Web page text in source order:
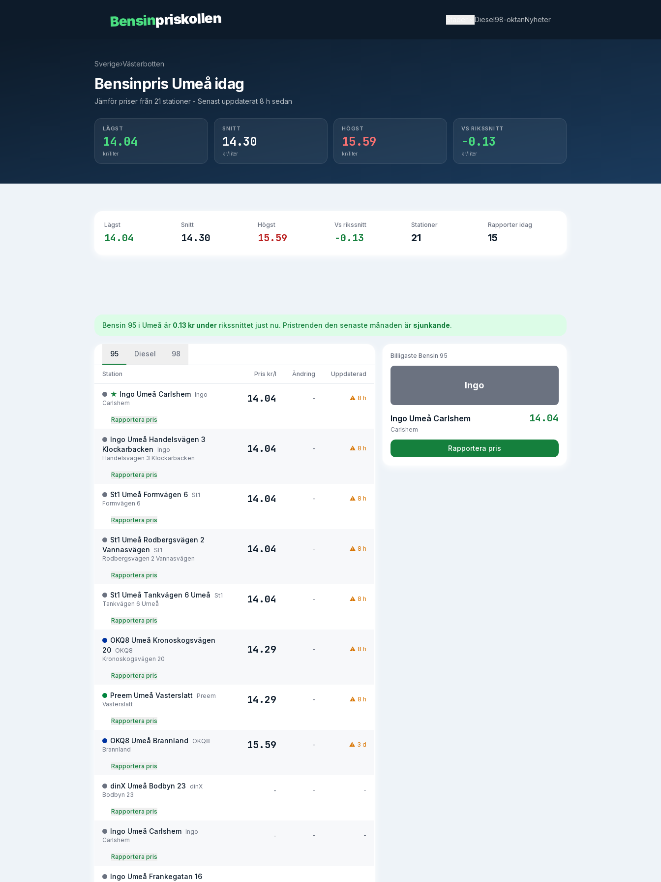
Bensinpriskollen
14.15 Hässleholm
Diesel98-oktanNyheter
Sverige›Västerbotten
Bensinpris Umeå idag
Jämför priser från 21 stationer - Senast uppdaterat 8 h sedan
LÄGST
14.04
kr/liter
SNITT
14.30
kr/liter
HÖGST
15.59
kr/liter
VS RIKSSNITT
-0.13
kr/liter
Lägst
14.04
Snitt
14.30
Högst
15.59
Vs rikssnitt
-0.13
Stationer
21
Rapporter idag
15
Bensin 95 i Umeå är 0.13 kr under rikssnittet just nu. Pristrenden den senaste månaden är sjunkande.
95 Diesel 98
Station Pris kr/l Ändring Uppdaterad
★ Ingo Umeå Carlshem Ingo
Carlshem
14.04 - ⚠ 8 h
Rapportera pris
Ingo Umeå Handelsvägen 3
Klockarbacken
Ingo
Handelsvägen 3 Klockarbacken
14.04 - ⚠ 8 h
Rapportera pris
St1 Umeå Formvägen 6 St1
Formvägen 6
14.04 - ⚠ 8 h
Rapportera pris
St1 Umeå Rodbergsvägen 2
Vannasvägen
St1
Rodbergsvägen 2 Vannasvägen
14.04 - ⚠ 8 h
Rapportera pris
St1 Umeå Tankvägen 6 Umeå
St1
Tankvägen 6 Umeå
14.04 - ⚠ 8 h
Rapportera pris
OKQ8 Umeå Kronoskogsvägen
20 OKQ8
Kronoskogsvägen 20
14.29 - ⚠ 8 h
Rapportera pris
Preem Umeå Vasterslatt
Preem
Vasterslatt
14.29 - ⚠ 8 h
Rapportera pris
OKQ8 Umeå Brannland
OKQ8
Brannland
15.59 - ⚠ 3 d
Rapportera pris
dinX Umeå Bodbyn 23
dinX
Bodbyn 23
- - -
Rapportera pris
Ingo Umeå Carlshem Ingo
Carlshem
- - -
Rapportera pris
Ingo Umeå Frankegatan 16
Billigaste Bensin 95
Ingo
Ingo Umeå Carlshem 14.04
Carlshem
Rapportera pris